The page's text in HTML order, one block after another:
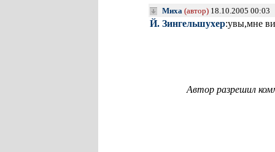
Миха (автор) 18.10.2005 00:03
Й. Зингельшухер:увы,мне
Автор разрешил